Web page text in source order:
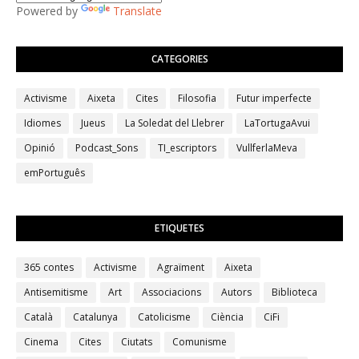
Powered by Translate
CATEGORIES
Activisme Aixeta Cites Filosofia
Futur imperfecte
Idiomes
Jueus La Soledat del Llebrer
LaTortugaAvui
Opinió
Podcast_Sons TI_escriptors
VullferlaMeva
emPortuguês
ETIQUETES
365 contes Activisme Agraïment
Aixeta
Antisemitisme
Art Associacions Autors
Biblioteca
Català
Catalunya Catolicisme Ciència
CiFi
Cinema
Cites Ciutats Comunisme